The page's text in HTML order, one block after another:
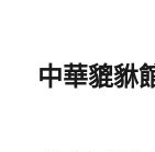
中華貔貅